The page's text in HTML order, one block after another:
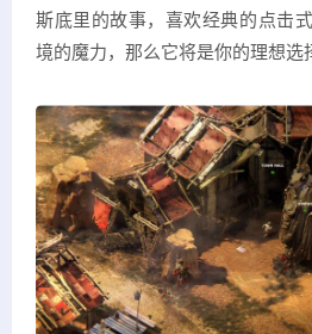
斯底里的故事，喜欢经典的点击
境的魔力，那么它将是你的理想选